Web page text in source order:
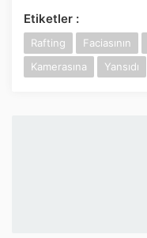
Etiketler :
Rafting Faciasının
Kamerasına
Yansıdı